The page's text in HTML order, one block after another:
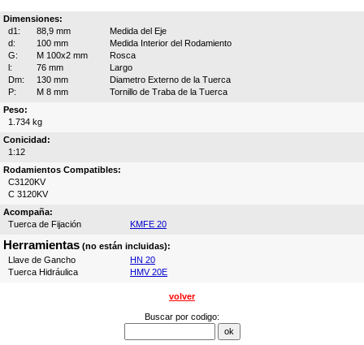
Dimensiones:
d1:
88,9 mm
Medida del Eje
d:
100 mm
Medida Interior del Rodamiento
G:
M 100x2 mm
Rosca
l:
76 mm
Largo
Dm:
130 mm
Diametro Externo de la Tuerca
P:
M 8 mm
Tornillo de Traba de la Tuerca
Peso:
1.734 kg
Conicidad:
1:12
Rodamientos Compatibles:
C3120KV
C 3120KV
Acompaña:
Tuerca de Fijación
KMFE 20
Herramientas (no están incluidas):
Llave de Gancho
HN 20
Tuerca Hidráulica
HMV 20E
volver
Buscar por codigo: